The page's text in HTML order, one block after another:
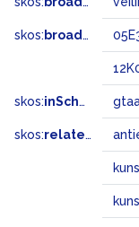
skos: broadMatch
skos:inScheme
skos:related